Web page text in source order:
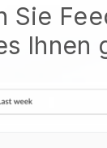
Sie
Ihnen